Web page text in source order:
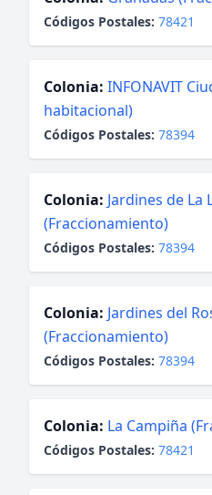
Códigos Postales: 78421
Colonia: INFONAVIT
habitacional)
Códigos Postales: 78394
Colonia: Jardines de La
(Fraccionamiento)
Códigos Postales: 78394
Colonia: Jardines del
(Fraccionamiento)
Códigos Postales: 78394
Colonia: La Campiña
Códigos Postales: 78421